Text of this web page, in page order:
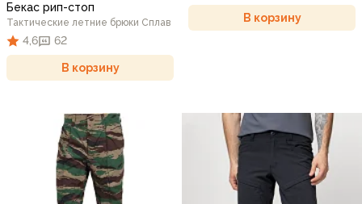
Бекас рип-стоп
Тактические летние брюки Сплав
4,6 62
В корзину
В корзину